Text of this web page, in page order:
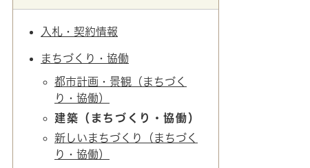
入札・契約情報
まちづくり・協働
都市計画・景観（まちづく
り・協働）
建築（まちづくり・協働）
新しいまちづくり（まちづく
り・協働）